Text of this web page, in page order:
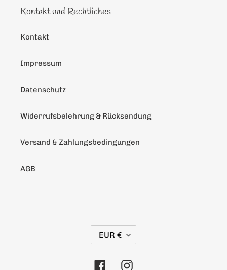
Kontakt und Rechtliches
Kontakt
Impressum
Datenschutz
Widerrufsbelehrung & Rücksendung
Versand & Zahlungsbedingungen
AGB
W
Ä
EUR €
FacebookInstagram